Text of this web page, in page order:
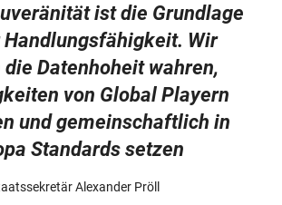
ist die Grundlage
Handlungsfähigkeit. Wir
Datenhoheit wahren,
von Global Playern
und gemeinschaftlich in
Standards setzen
Alexander Pröll